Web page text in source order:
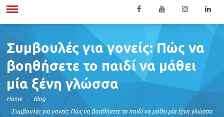
Συμβουλές για γονείς: Πώς να
βοηθήσετε το παιδί να μάθει
μία ξένη γλώσσα
Home
Blog
Συμβουλές για γονείς: Πώς να βοηθήσετε το παιδί να μάθει μία ξένη γλώσσα